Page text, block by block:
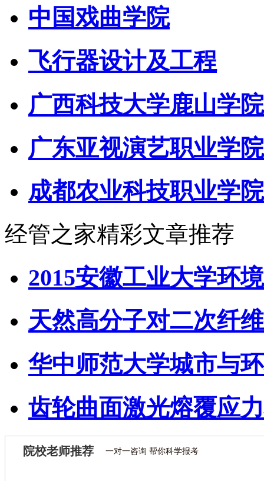
中国戏曲学院
飞行器设计及工程
广西科技大学鹿山学院
广东亚视演艺职业学院
成都农业科技职业学院
经管之家精彩文章推荐
2015安徽工业大学环境
天然高分子对二次纤
华中师范大学城市与
齿轮曲面激光熔覆应
院校老师推荐 一对一咨询 帮你科学报考